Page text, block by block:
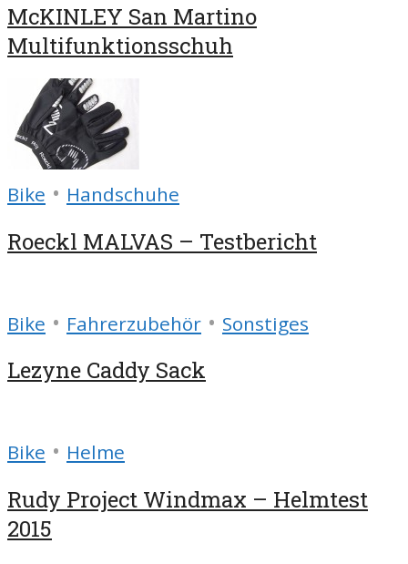
McKINLEY San Martino
Multifunktionsschuh
Bike • Handschuhe
Roeckl MALVAS – Testbericht
Bike • Fahrerzubehör • Sonstiges
Lezyne Caddy Sack
Bike • Helme
Rudy Project Windmax – Helmtest
2015